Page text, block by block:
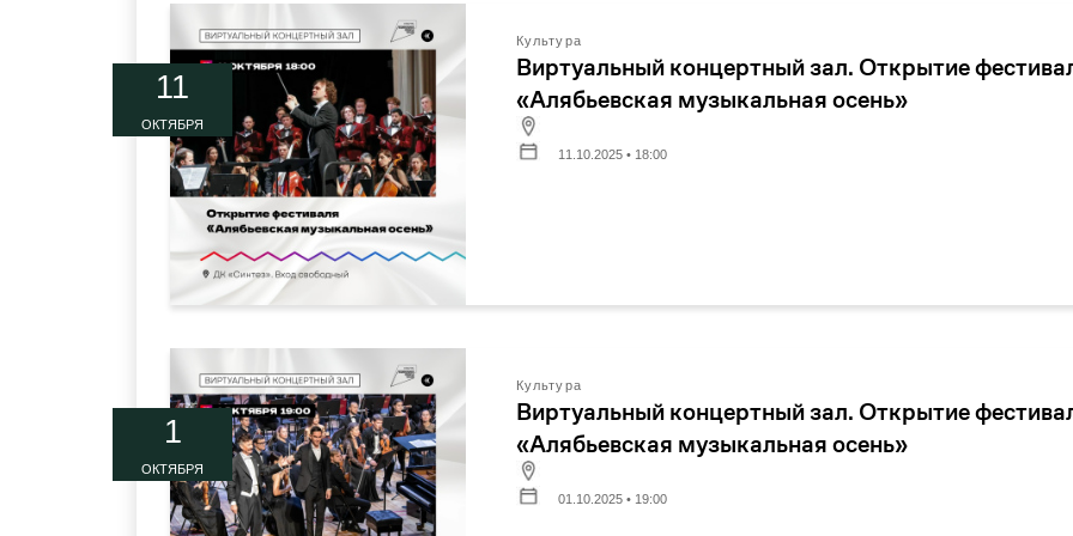
11
ОКТЯБРЯ
Культура
Виртуальный концертный зал. Открытие
«Алябьевская музыкальная осень»
11.10.2025 • 18:00
1
ОКТЯБРЯ
Культура
Виртуальный концертный зал. Открытие
«Алябьевская музыкальная осень»
01.10.2025 • 19:00